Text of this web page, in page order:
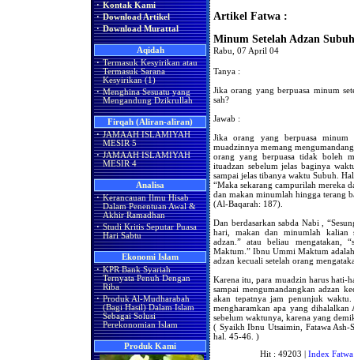
· Kontak Kami
· Download Artikel
· Download Murattal
Aqidah
· Termasuk Kesyirikan atau
Termasuk Sarana
Kesyirikan (1)
· Menghina Sesuatu yang
Mengandung Dzikrullah
Firqah (Aliran-aliran)
· JAMAAH ISLAMIYAH
MESIR 5
· JAMAAH ISLAMIYAH
MESIR 4
Analisa
· Kerancauan Ilmu Hisab
Dalam Penentuan Awal &
Akhir Ramadhan
· Studi Kritis Seputar Puasa
Hari Sabtu
Ekonomi Islam
· KPR Bank Syariah
Ternyata Penuh Dengan
Riba
· Produk Al-Mudharabah
(Bagi Hasil) Dalam Islam
Sebagai Solusi
Perekonomian Islam
Produk Kami
Artikel Fatwa :
Minum Setelah Adzan Subuh
Rabu, 07 April 04
Tanya :
Jika orang yang berpuasa minum
sah?
Jawab :
Jika orang yang berpuasa minum
muadzinnya memang
orang yang berpuasa tidak boleh
ituadzan sebelum jelas baginya
sampai jelas tibanya waktu Subuh.
“Maka sekarang campurilah mereka
dan makan minumlah hingga terang
(Al-Baqarah: 187).
Dan berdasarkan sabda Nabi ,
hari, makan dan minumlah kalian
adzan.” atau beliau mengatakan,
Maktum.” Ibnu Ummi Maktum
adzan kecuali setelah orang
Karena itu, para muadzin harus hati-
sampai mengumandangkan adzan
akan tepatnya jam penunjuk
mengharamkan apa yang
sebelum waktunya, karena yang
( Syaikh Ibnu Utsaimin, Fatawa
hal. 45-46. )
Hit : 49203 | Index Fatwa